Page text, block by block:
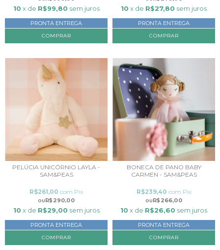
10 x de R$99,80 sem juros
PRONTA ENTREGA
10 x de R$27,80 sem juros
PRONTA ENTREGA
PELÚCIA UNICÓRNIO LAYLA -
SAM&PEAS
R$290,00
R$261,00 com Pix
10 x de R$29,00 sem juros
PRONTA ENTREGA
BONECA DE PANO BABY
CARMEN - SAM&PEAS
R$266,00
R$239,40 com Pix
10 x de R$26,60 sem juros
PRONTA ENTREGA